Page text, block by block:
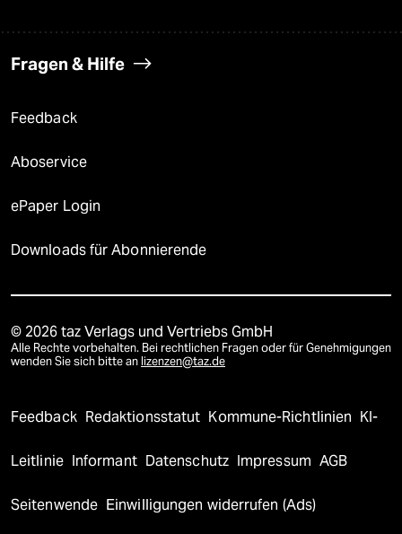
Fragen & Hilfe
Feedback
Aboservice
ePaper Login
Downloads für Abonnierende
© 2026 taz Verlags und Vertriebs GmbH
Alle Rechte vorbehalten. Bei rechtlichen Fragen oder für Genehmigungen
wenden Sie sich bitte an lizenzen@taz.de
Feedback Redaktionsstatut Kommune-Richtlinien KI-
Leitlinie Informant Datenschutz Impressum AGB
Seitenwende Einwilligungen widerrufen (Ads)